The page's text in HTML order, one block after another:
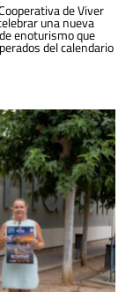
de Viver
una nueva
enoturismo que
del calendario